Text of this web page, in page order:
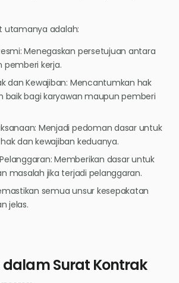
utamanya adalah:
Menegaskan persetujuan antara
pemberi kerja.
dan Kewajiban: Mencantumkan hak
baik bagi karyawan maupun pemberi
Menjadi pedoman dasar untuk
dan kewajiban keduanya.
Memberikan dasar untuk
masalah jika terjadi pelanggaran.
semua unsur kesepakatan
jelas.
dalam Surat Kontrak